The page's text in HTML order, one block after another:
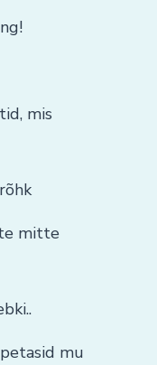
mis
mitte
mu